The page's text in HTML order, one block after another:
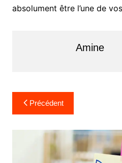
absolument être l’une de
Amine
a
v
Précédent